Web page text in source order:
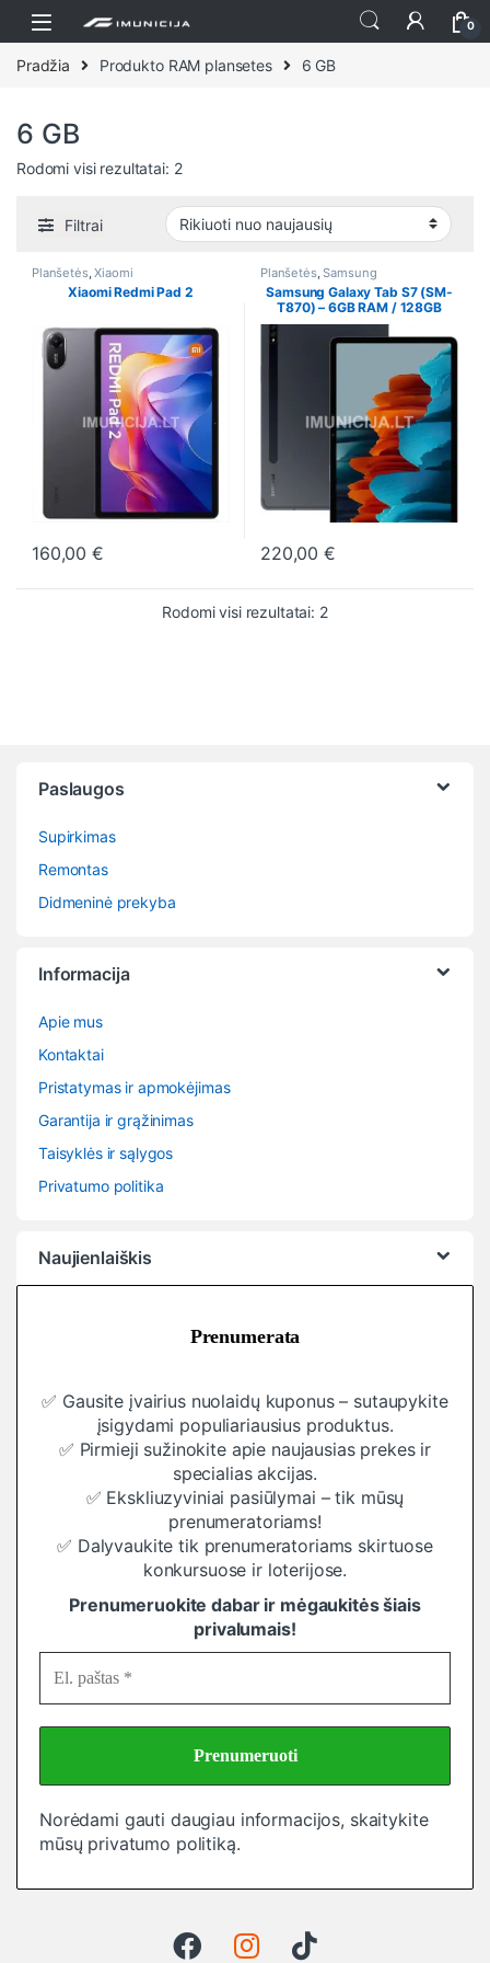
Praleisti ir pereiti prie navigacijos
Pereiti prie turinio
0
Pradžia Produkto RAM plansetes 6 GB
6 GB
Rodomi visi rezultatai: 2Rūšiuojama pagal naujausią
Filtrai
Planšetės,Xiaomi
Xiaomi Redmi Pad 2
160,00€
This product has multiple variants. The options may be chosen
Planšetės,Samsung
Samsung Galaxy Tab S7 (SM-
T870) – 6GB RAM / 128GB
220,00€
This product has multiple
Rodomi visi rezultatai: 2Rūšiuojama pagal
Paslaugos
Supirkimas
Remontas
Didmeninė prekyba
Informacija
Apie mus
Kontaktai
Pristatymas ir apmokėjimas
Garantija ir grąžinimas
Taisyklės ir sąlygos
Privatumo politika
Naujienlaiškis
Prenumerata
✅ Gausite įvairius nuolaidų kuponus – sutaupykite
įsigydami populiariausius produktus.
✅ Pirmieji sužinokite apie naujausias prekes ir
specialias akcijas.
✅ Ekskliuzyviniai pasiūlymai – tik mūsų
prenumeratoriams!
✅ Dalyvaukite tik prenumeratoriams skirtuose
konkursuose ir loterijose.
Prenumeruokite dabar ir mėgaukitės šiais
privalumais!
Norėdami gauti daugiau informacijos, skaitykite
mūsų privatumo politiką.